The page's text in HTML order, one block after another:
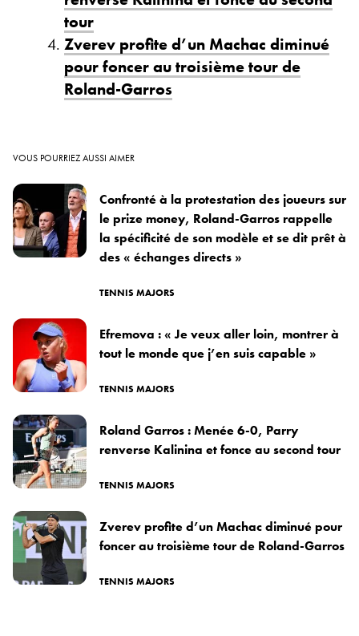
tour
Zverev profite d’un Machac diminué
pour foncer au troisième tour de
Roland-Garros
VOUS POURRIEZ AUSSI AIMER
Confronté à la protestation des joueurs sur
le prize money, Roland-Garros rappelle
la spécificité de son modèle et se dit prêt à
des « échanges directs »
TENNIS MAJORS
Efremova : « Je veux aller loin, montrer à
tout le monde que j’en suis capable »
TENNIS MAJORS
Roland Garros : Menée 6-0, Parry
renverse Kalinina et fonce au second tour
TENNIS MAJORS
Zverev profite d’un Machac diminué pour
foncer au troisième tour de Roland-Garros
TENNIS MAJORS